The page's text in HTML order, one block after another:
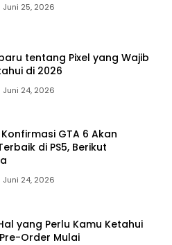
Juni 25, 2026
tentang Pixel yang Wajib
di 2026
Juni 24, 2026
GTA 6 Akan
di PS5, Berikut
Juni 24, 2026
yang Perlu Kamu Ketahui
Order Mulai